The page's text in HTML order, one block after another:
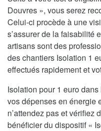
Douvres », vous serez
Celui-ci procède à une
s’assurer de la faisabilité
artisans sont des
des chantiers Isolation 1
effectués rapidement et
Isolation pour 1 euro
vos dépenses en énergie
n’attendez pas et vérifiez
bénéficier du dispositif «